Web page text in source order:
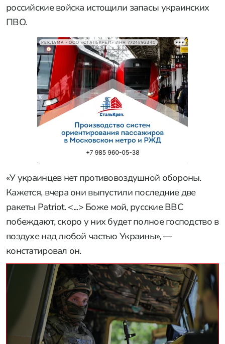
российские войска истощили запасы украинских
ПВО.
РЕКЛАМА • ООО «СТАЛЬКРЕП» ИНН 7724892340
«У украинцев нет противовоздушной обороны.
Кажется, вчера они выпустили последние две
ракеты Patriot. <...> Боже мой, русские ВВС
побеждают, скоро у них будет полное господство в
воздухе над любой частью Украины», —
констатировал он.